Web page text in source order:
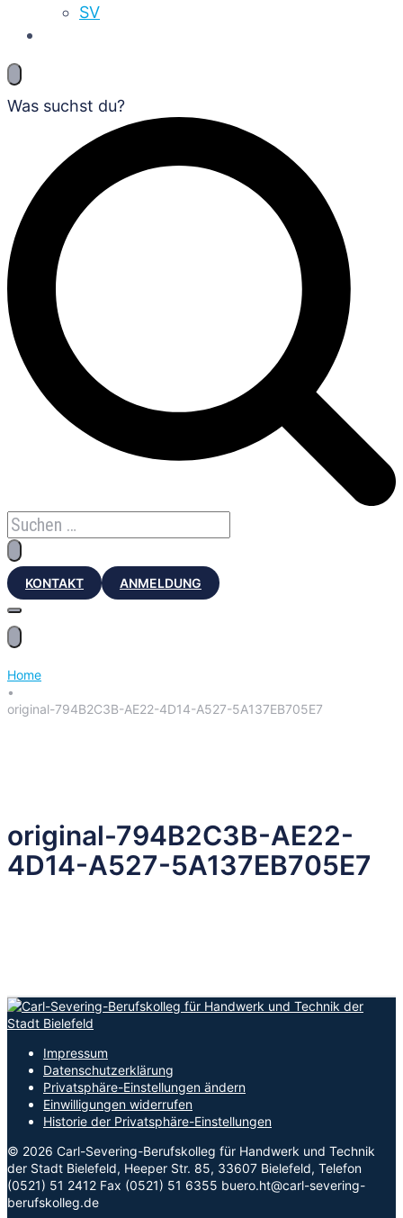
SV
Was suchst du?
KONTAKT ANMELDUNG
Home
•
original-794B2C3B-AE22-4D14-A527-5A137EB705E7
original-794B2C3B-AE22-
4D14-A527-5A137EB705E7
Impressum
Datenschutzerklärung
Privatsphäre-Einstellungen ändern
Einwilligungen widerrufen
Historie der Privatsphäre-Einstellungen
© 2026 Carl-Severing-Berufskolleg für Handwerk und Technik
der Stadt Bielefeld, Heeper Str. 85, 33607 Bielefeld, Telefon
(0521) 51 2412 Fax (0521) 51 6355 buero.ht@carl-severing-
berufskolleg.de